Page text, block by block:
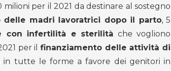
per il 2021 da destinare al sostegno
delle madri lavoratrici dopo il parto, 5
con infertilità e sterilità che vogliono
per ilfinanziamento delle attività di
in tutte le forme a favore dei genitori in